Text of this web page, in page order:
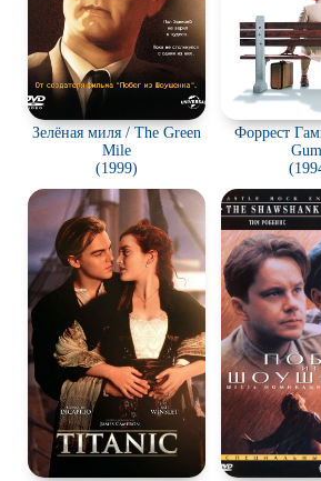
Зелёная миля / The Green
Mile
(1999)
Форрест